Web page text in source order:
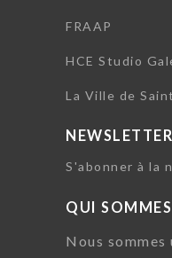
FRAAP
HCE Studio
La Ville de
S'abonner à la
QUI
Nous